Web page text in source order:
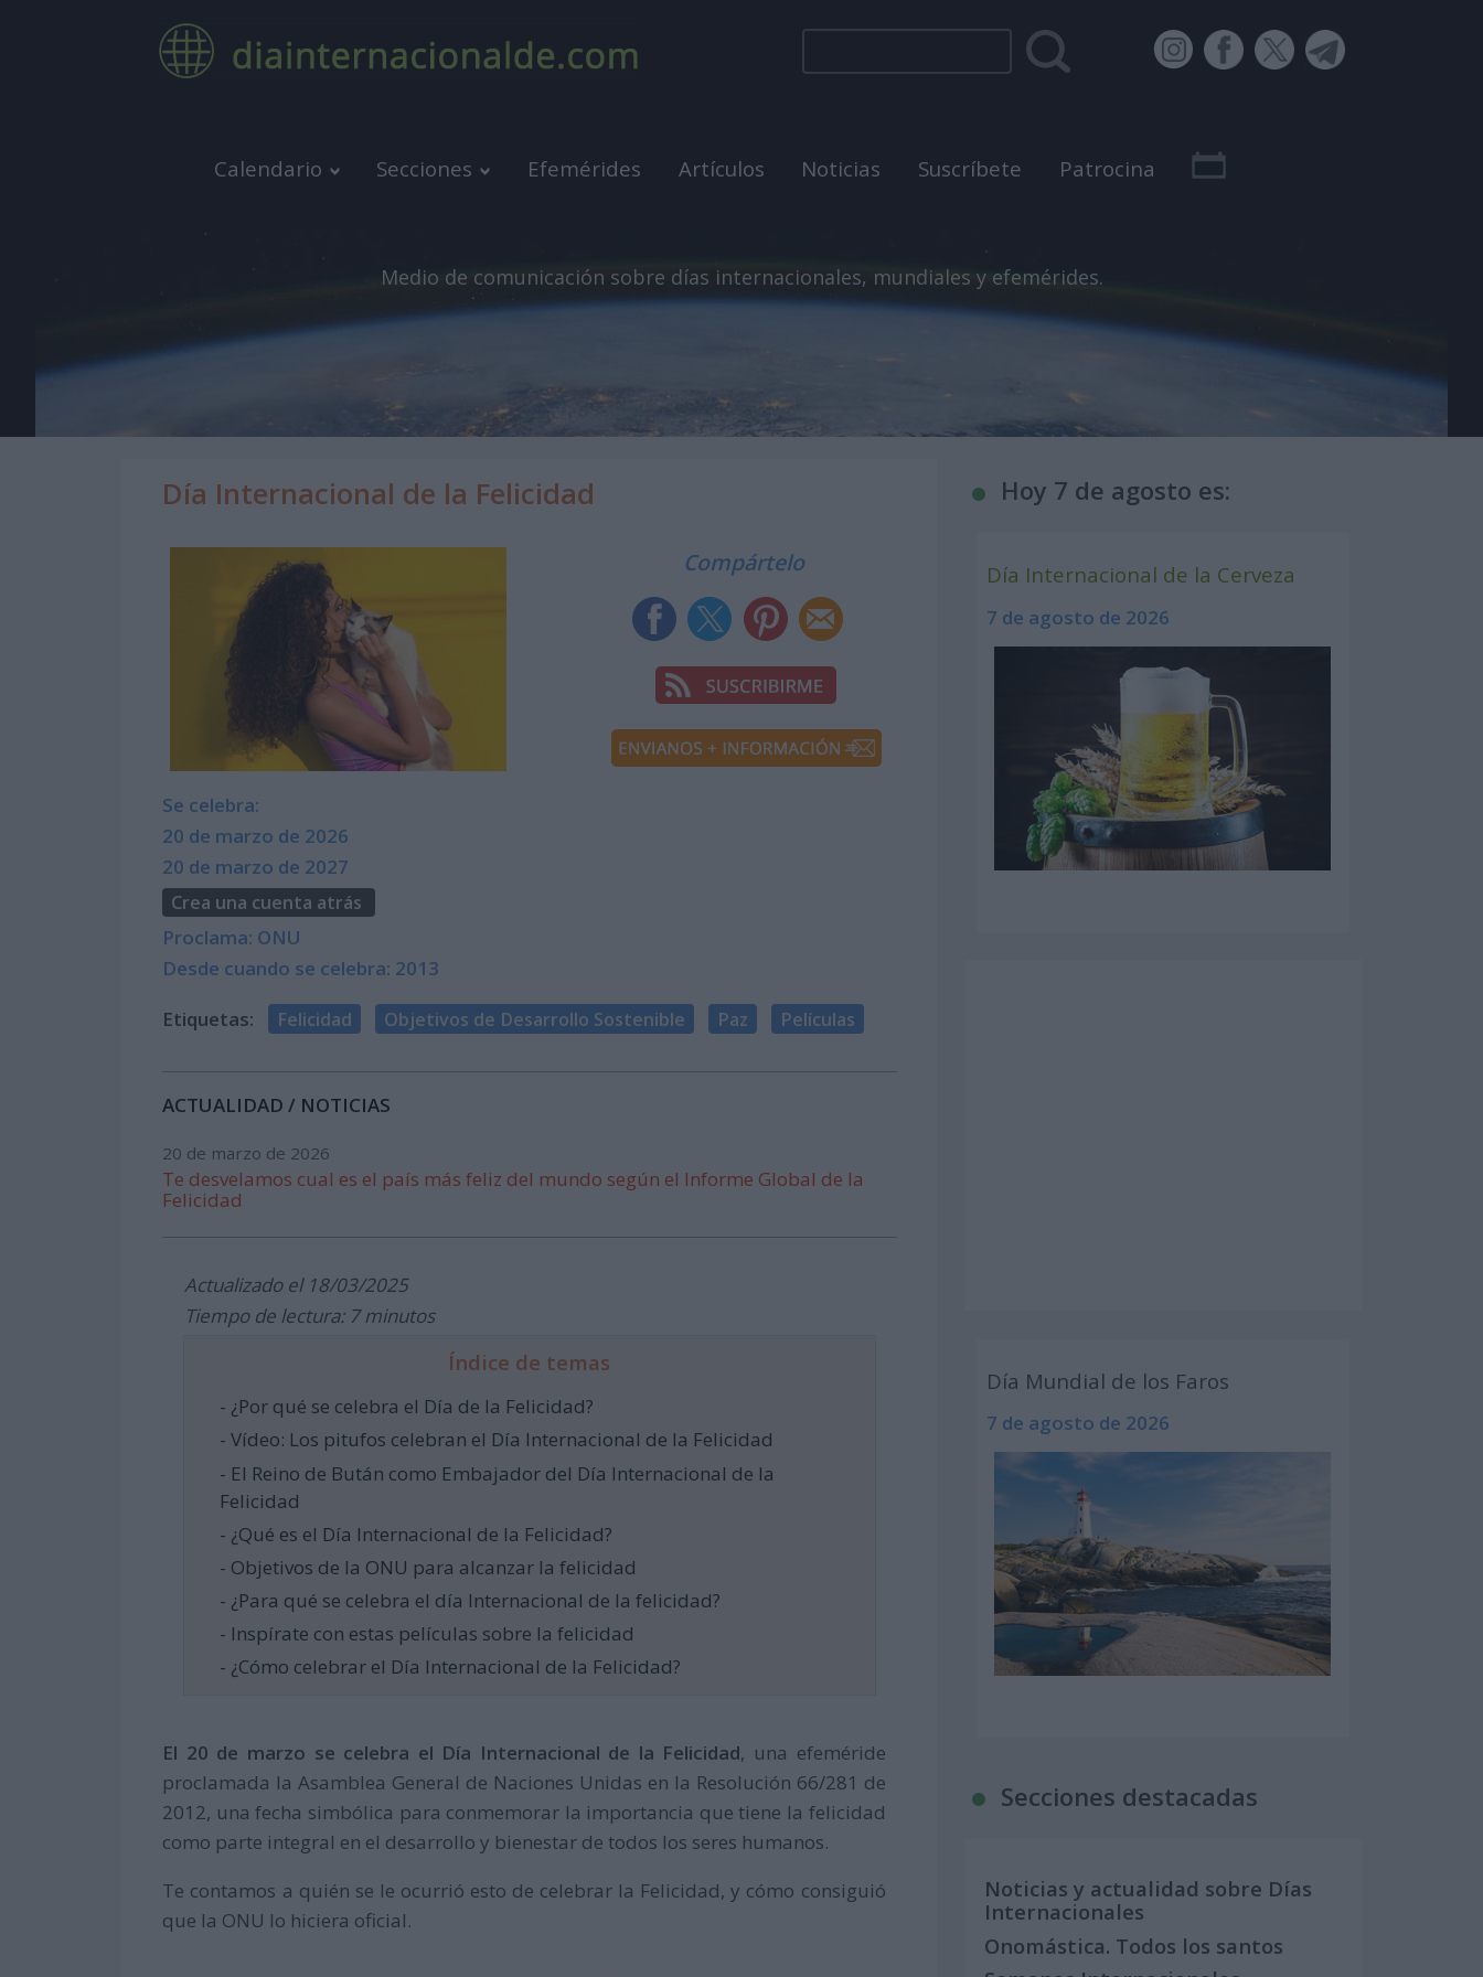
Calendario Secciones Efemérides Artículos Noticias Suscríbete Patrocina
Medio de comunicación sobre días internacionales, mundiales y efemérides.
Día Internacional de la Felicidad
Compártelo
Se celebra:
20 de marzo de 2026
20 de marzo de 2027
Crea una cuenta atrás
Proclama: ONU
Desde cuando se celebra: 2013
Etiquetas: Felicidad Objetivos de Desarrollo Sostenible Paz Películas
ACTUALIDAD / NOTICIAS
20 de marzo de 2026
Te desvelamos cual es el país más feliz del mundo según el Informe Global de la
Felicidad
Actualizado el 18/03/2025
Tiempo de lectura: 7 minutos
Índice de temas
- ¿Por qué se celebra el Día de la Felicidad?
- Vídeo: Los pitufos celebran el Día Internacional de la Felicidad
- El Reino de Bután como Embajador del Día Internacional de la
Felicidad
- ¿Qué es el Día Internacional de la Felicidad?
- Objetivos de la ONU para alcanzar la felicidad
- ¿Para qué se celebra el día Internacional de la felicidad?
- Inspírate con estas películas sobre la felicidad
- ¿Cómo celebrar el Día Internacional de la Felicidad?
El 20 de marzo se celebra el Día Internacional de la Felicidad, una efeméride
proclamada la Asamblea General de Naciones Unidas en la Resolución 66/281 de
2012, una fecha simbólica para conmemorar la importancia que tiene la felicidad
como parte integral en el desarrollo y bienestar de todos los seres humanos.
Te contamos a quién se le ocurrió esto de celebrar la Felicidad, y cómo consiguió
que la ONU lo hiciera oficial.
Hoy 7 de agosto es:
Día Internacional de la Cerveza
7 de agosto de 2026
Día Mundial de los Faros
7 de agosto de 2026
Secciones destacadas
Noticias y actualidad sobre Días
Internacionales
Onomástica. Todos los santos